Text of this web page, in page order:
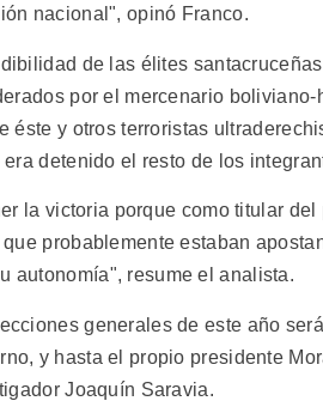
nacional", opinó Franco.
de las élites
por el mercenario
éste y otros terroristas
detenido el resto de los
la victoria porque como titular del
probablemente estaban
autonomía", resume el analista.
generales de este año
y hasta el propio presidente
Joaquín Saravia.